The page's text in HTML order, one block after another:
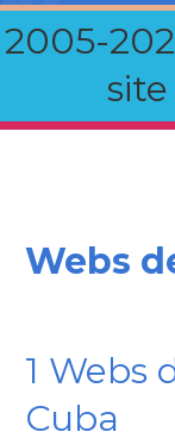
2005-
site
Webs
1 Webs
Cuba